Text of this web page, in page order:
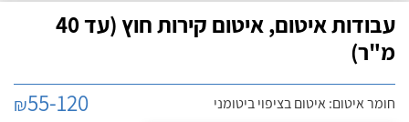
עבודות איטום, איטום קירות חוץ (עד 40
מ"ר)
חומר איטום: איטום בציפוי ביטומני ₪55-120